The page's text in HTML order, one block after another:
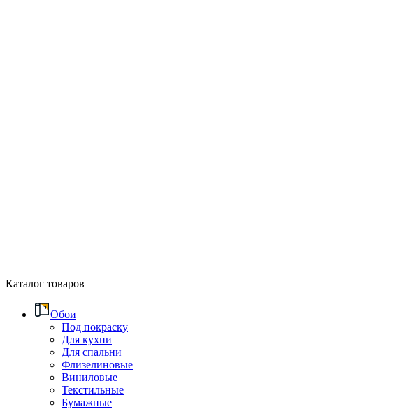
Каталог товаров
Обои
Под покраску
Для кухни
Для спальни
Флизелиновые
Виниловые
Текстильные
Бумажные